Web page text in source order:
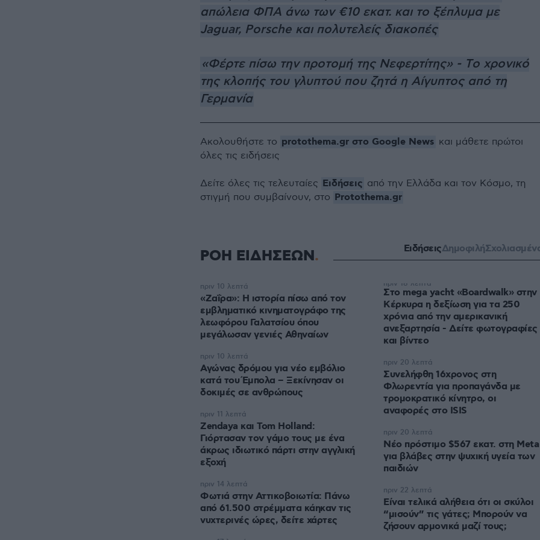
απώλεια ΦΠΑ άνω των €10 εκατ. και το ξέπλυμα με
Jaguar, Porsche και πολυτελείς διακοπές
«Φέρτε πίσω την προτομή της Νεφερτίτης» - Tο χρονικό
της κλοπής του γλυπτού που ζητά η Αίγυπτος από τη
Γερμανία
Ακολουθήστε το protothema.gr στο Google News και μάθετε πρώτοι
όλες τις ειδήσεις
Δείτε όλες τις τελευταίες Ειδήσεις από την Ελλάδα και τον Κόσμο, τη
στιγμή που συμβαίνουν, στο Protothema.gr
ΡΟΗ ΕΙΔΗΣΕΩΝ ΕιδήσειςΔημοφιλή
«Ζαΐρα»: Η ιστορία πίσω από τον
εμβληματικό κινηματογράφο της
λεωφόρου Γαλατσίου όπου
μεγάλωσαν γενιές Αθηναίων
πριν 10 λεπτά
Αγώνας δρόμου για νέο εμβόλιο
κατά του Έμπολα – Ξεκίνησαν οι
δοκιμές σε ανθρώπους
πριν 10 λεπτά
Zendaya και Tom Holland:
Γιόρτασαν τον γάμο τους με ένα
άκρως ιδιωτικό πάρτι στην αγγλική
εξοχή
πριν 11 λεπτά
Φωτιά στην Αττικοβοιωτία: Πάνω
από 61.500 στρέμματα κάηκαν τις
νυχτερινές ώρες, δείτε χάρτες
πριν 14 λεπτά
Στο mega yacht «Boardwalk» στην
Κέρκυρα η δεξίωση για τα 250
χρόνια από την αμερικανική
ανεξαρτησία - Δείτε φωτογραφίες
και βίντεο
πριν 18 λεπτά
Συνελήφθη 16χρονος στη
Φλωρεντία για προπαγάνδα με
τρομοκρατικό κίνητρο, οι
αναφορές στο ISIS
πριν 20 λεπτά
Νέο πρόστιμο $567 εκατ. στη Meta
για βλάβες στην ψυχική υγεία των
παιδιών
πριν 20 λεπτά
Είναι τελικά αλήθεια ότι οι σκύλοι
“μισούν” τις γάτες; Μπορούν να
ζήσουν αρμονικά μαζί τους;
πριν 22 λεπτά